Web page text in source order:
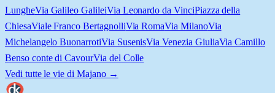
LungheVia Galileo GalileiVia Leonardo da VinciPiazza della
ChiesaViale Franco BertagnolliVia RomaVia MilanoVia
Michelangelo BuonarrotiVia SusenisVia Venezia GiuliaVia Camillo
Benso conte di CavourVia del Colle
Vedi tutte le vie di Majano→